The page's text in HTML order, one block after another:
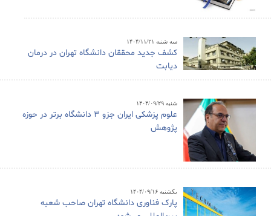
سه شنبه ۱۴۰۴/۱۱/۲۱
کشف جدید محققان دانشگاه تهران در درمان
دیابت
شنبه ۱۴۰۴/۰۹/۲۹
علوم پزشکی ایران جزو ۳ دانشگاه برتر در حوزه
پژوهش
یکشنبه ۱۴۰۴/۰۹/۱۶
پارک فناوری دانشگاه تهران صاحب شعبه